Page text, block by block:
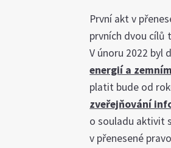
První akt v
prvních dvou cílů
V únoru 2022 byl
energií a
platit bude od
zveřejňování
o souladu aktivit
v přenesené